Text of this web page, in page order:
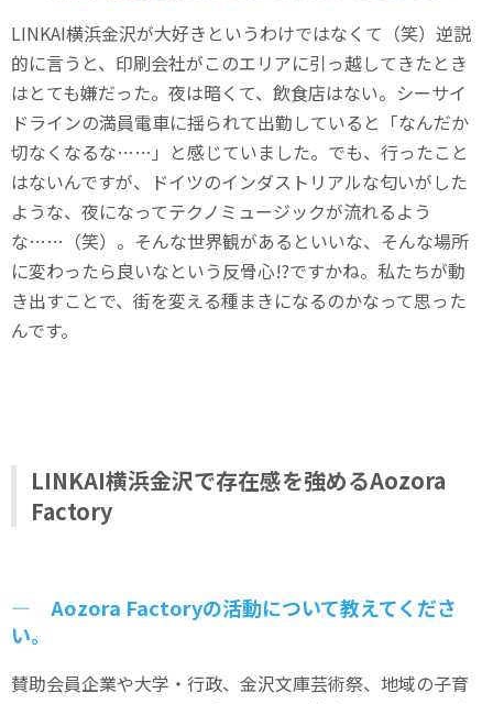
LINKAI横浜金沢が大好きというわけではなくて（笑）逆説
的に言うと、印刷会社がこのエリアに引っ越してきたとき
はとても嫌だった。夜は暗くて、飲食店はない。シーサイ
ドラインの満員電車に揺られて出勤していると「なんだか
切なくなるな……」と感じていました。でも、行ったこと
はないんですが、ドイツのインダストリアルな匂いがした
ような、夜になってテクノミュージックが流れるよう
な……（笑）。そんな世界観があるといいな、そんな場所
に変わったら良いなという反骨心!?ですかね。私たちが動
き出すことで、街を変える種まきになるのかなって思った
んです。
LINKAI横浜金沢で存在感を強めるAozora
Factory
― Aozora Factoryの活動について教えてくださ
い。
賛助会員企業や大学・行政、金沢文庫芸術祭、地域の子育